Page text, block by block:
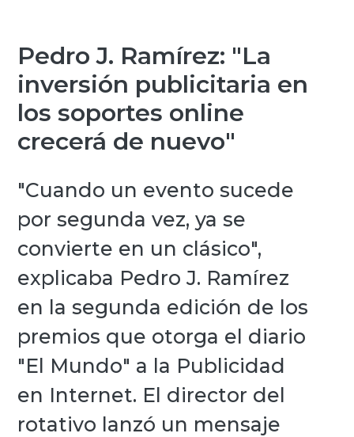
Pedro J. Ramírez: "La
inversión publicitaria en
los soportes online
crecerá de nuevo"
"Cuando un evento sucede
por segunda vez, ya se
convierte en un clásico",
explicaba Pedro J. Ramírez
en la segunda edición de los
premios que otorga el diario
"El Mundo" a la Publicidad
en Internet. El director del
rotativo lanzó un mensaje